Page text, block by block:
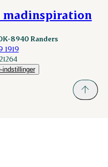
madinspiration
8940 Randers
1919
indstillinger